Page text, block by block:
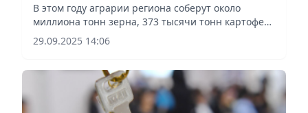
В этом году аграрии региона соберут около
миллиона тонн зерна, 373 тысячи тонн картофеля
и 75,5 тысячи тонн овощей, сообщает Vecher.kz.
29.09.2025 14:06